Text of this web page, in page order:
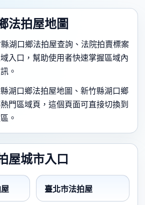
法拍屋地圖
湖口鄉法拍屋查詢、法院拍賣標案
入口，幫助使用者快速掌握區域內
。
湖口鄉法拍屋地圖、新竹縣湖口鄉
門區域頁，這個頁面可直接切換到
。
屋城市入口
臺北市法拍屋